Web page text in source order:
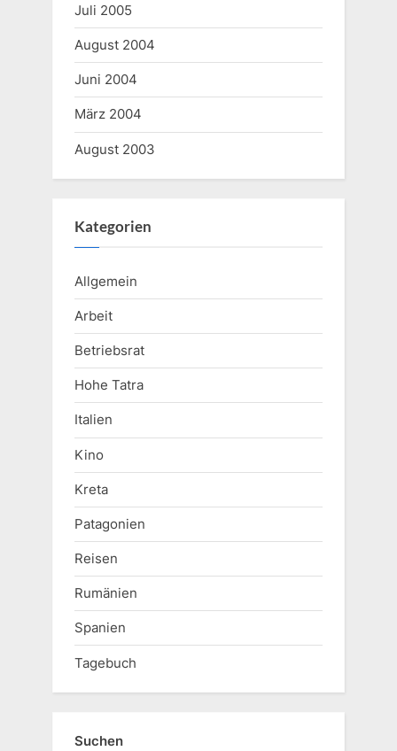
Juli 2005
August 2004
Juni 2004
März 2004
August 2003
Kategorien
Allgemein
Arbeit
Betriebsrat
Hohe Tatra
Italien
Kino
Kreta
Patagonien
Reisen
Rumänien
Spanien
Tagebuch
Suchen